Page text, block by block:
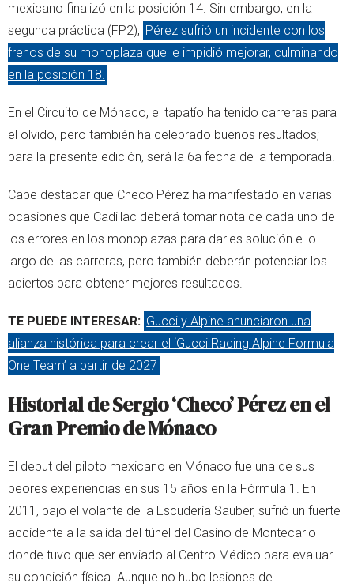
mexicano finalizó en la posición 14. Sin embargo, en la
segunda práctica (FP2), Pérez sufrió un incidente con los
frenos de su monoplaza que le impidió mejorar, culminando
en la posición 18.
En el Circuito de Mónaco, el tapatío ha tenido carreras para
el olvido, pero también ha celebrado buenos resultados;
para la presente edición, será la 6a fecha de la temporada.
Cabe destacar que Checo Pérez ha manifestado en varias
ocasiones que Cadillac deberá tomar nota de cada uno de
los errores en los monoplazas para darles solución e lo
largo de las carreras, pero también deberán potenciar los
aciertos para obtener mejores resultados.
TE PUEDE INTERESAR: Gucci y Alpine anunciaron una
alianza histórica para crear el ‘Gucci Racing Alpine Formula
One Team’ a partir de 2027
Historial de Sergio ‘Checo’ Pérez en el
Gran Premio de Mónaco
El debut del piloto mexicano en Mónaco fue una de sus
peores experiencias en sus 15 años en la Fórmula 1. En
2011, bajo el volante de la Escudería Sauber, sufrió un fuerte
accidente a la salida del túnel del Casino de Montecarlo
donde tuvo que ser enviado al Centro Médico para evaluar
su condición física. Aunque no hubo lesiones de